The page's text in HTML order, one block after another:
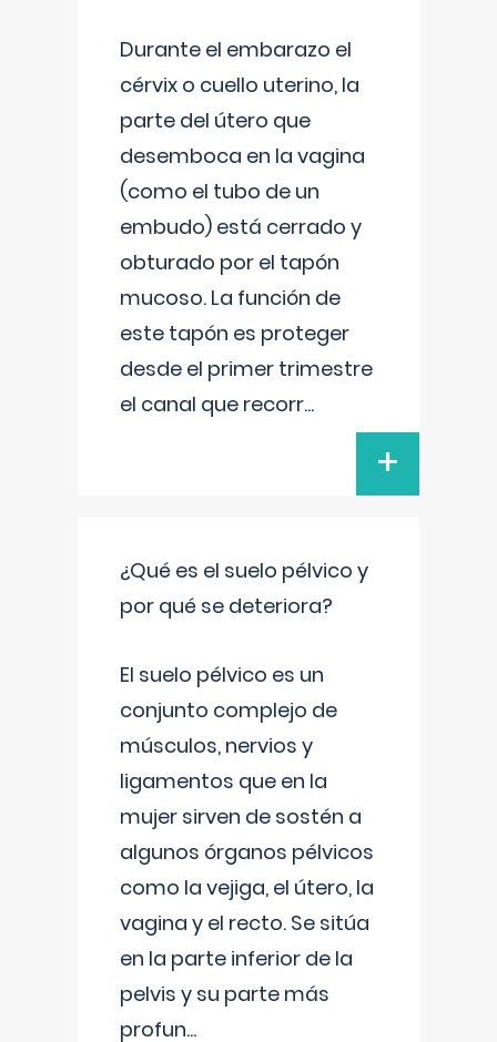
Durante el embarazo el
cérvix o cuello uterino, la
parte del útero que
desemboca en la vagina
(como el tubo de un
embudo) está cerrado y
obturado por el tapón
mucoso. La función de
este tapón es proteger
desde el primer trimestre
el canal que recorr...
+
¿Qué es el suelo pélvico y
por qué se deteriora?
El suelo pélvico es un
conjunto complejo de
músculos, nervios y
ligamentos que en la
mujer sirven de sostén a
algunos órganos pélvicos
como la vejiga, el útero, la
vagina y el recto. Se sitúa
en la parte inferior de la
pelvis y su parte más
profun...